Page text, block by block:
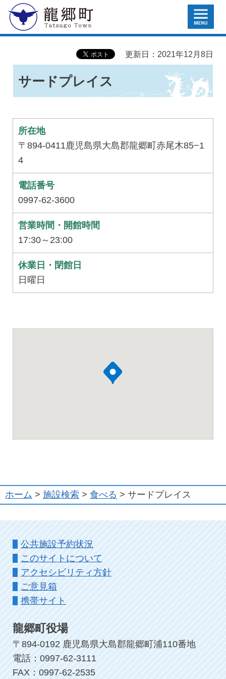
龍郷町 MENU
更新日：2021年12月8日
サードプレイス
所在地
〒894-0411鹿児島県大島郡龍郷町赤尾木85−1
4
電話番号
0997-62-3600
営業時間・開館時間
17:30～23:00
休業日・閉館日
日曜日
ホーム > 施設検索 > 食べる > サードプレイス
公共施設予約状況
このサイトについて
アクセシビリティ方針
ご意見箱
携帯サイト
龍郷町役場
〒894-0192 鹿児島県大島郡龍郷町浦110番地
電話：0997-62-3111
FAX：0997-62-2535